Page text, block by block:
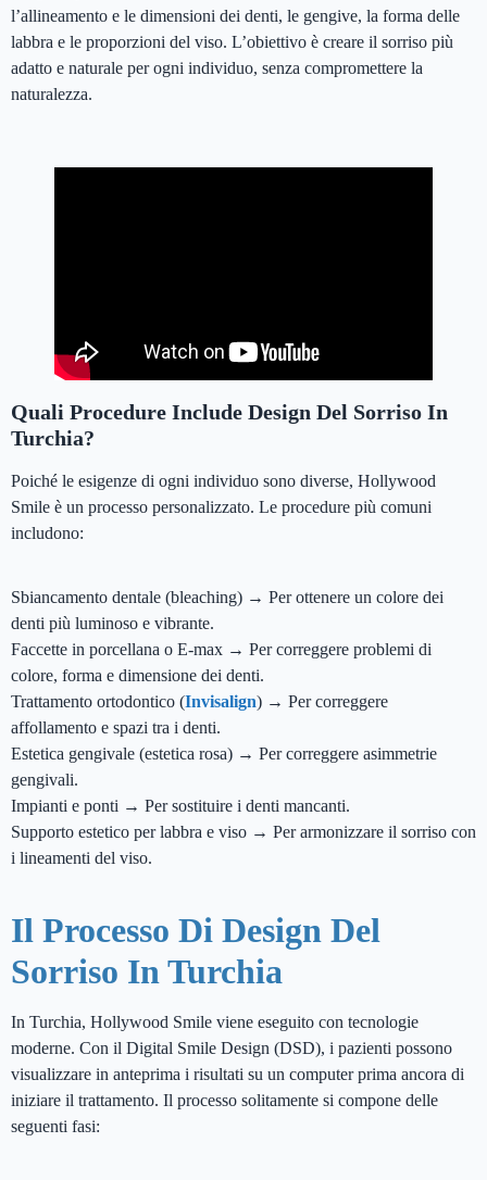
l’allineamento e le dimensioni dei denti, le gengive, la forma delle
labbra e le proporzioni del viso. L’obiettivo è creare il sorriso più
adatto e naturale per ogni individuo, senza compromettere la
naturalezza.
Design Del Sorriso in Turchia
Quali Procedure Include Design Del Sorriso In
Turchia?
Poiché le esigenze di ogni individuo sono diverse, Hollywood
Smile è un processo personalizzato. Le procedure più comuni
includono:
Sbiancamento dentale (bleaching) → Per ottenere un colore dei
denti più luminoso e vibrante.
Faccette in porcellana o E-max → Per correggere problemi di
colore, forma e dimensione dei denti.
Trattamento ortodontico (Invisalign) → Per correggere
affollamento e spazi tra i denti.
Estetica gengivale (estetica rosa) → Per correggere asimmetrie
gengivali.
Impianti e ponti → Per sostituire i denti mancanti.
Supporto estetico per labbra e viso → Per armonizzare il sorriso con
i lineamenti del viso.
Il Processo Di Design Del
Sorriso In Turchia
In Turchia, Hollywood Smile viene eseguito con tecnologie
moderne. Con il Digital Smile Design (DSD), i pazienti possono
visualizzare in anteprima i risultati su un computer prima ancora di
iniziare il trattamento. Il processo solitamente si compone delle
seguenti fasi: